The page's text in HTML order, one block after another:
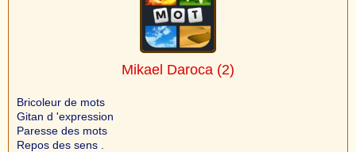
Mikael Daroca (2)
Bricoleur de mots
Gitan d 'expression
Paresse des mots
Repos des sens .